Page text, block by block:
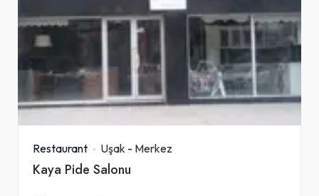
Restaurant Uşak - Merkez
Kaya Pide Salonu